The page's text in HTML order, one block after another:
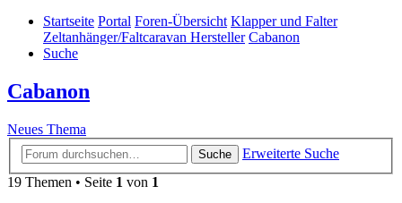
Startseite Portal Foren-Übersicht Klapper und Falter
Zeltanhänger/Faltcaravan Hersteller Cabanon
Suche
Cabanon
Neues Thema
Suche
Erweiterte Suche
19 Themen • Seite 1 von 1